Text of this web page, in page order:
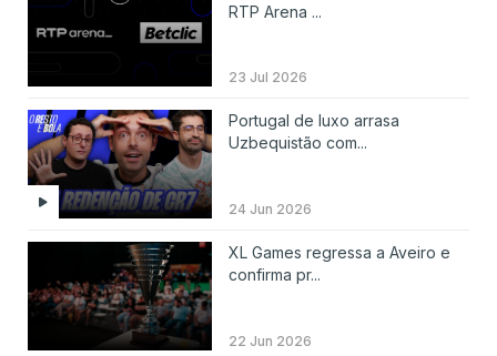
RTP Arena ...
23 Jul 2026
Portugal de luxo arrasa
Uzbequistão com...
24 Jun 2026
XL Games regressa a Aveiro e
confirma pr...
22 Jun 2026